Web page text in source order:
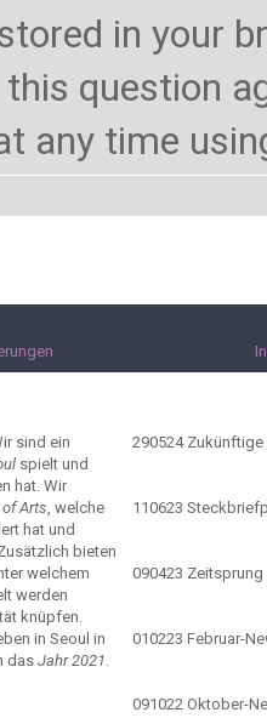
in your
question
any time
sind ein
spielt und
hat. Wir
Arts, welche
hat und
bieten
welchem
werden
knüpfen.
in Seoul in
das Jahr 2021.
290524Zukünftige
110623
090423
010223 Februar-
091022 Oktober-